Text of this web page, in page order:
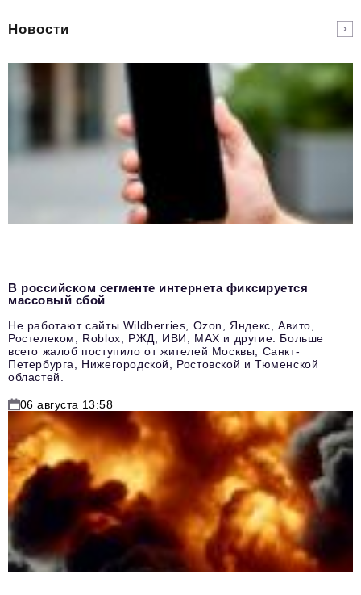
Новости
В российском сегменте интернета фиксируется
массовый сбой
Не работают сайты Wildberries, Ozon, Яндекс, Авито,
Ростелеком, Roblox, РЖД, ИВИ, MAX и другие. Больше
всего жалоб поступило от жителей Москвы, Санкт-
Петербурга, Нижегородской, Ростовской и Тюменской
областей.
06 августа 13:58